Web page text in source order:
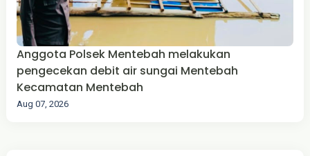
Anggota Polsek Mentebah melakukan
pengecekan debit air sungai Mentebah
Kecamatan Mentebah
Aug 07, 2026